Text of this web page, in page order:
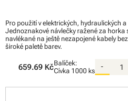
Pro použití v elektrických, hydraulických
Jednoznakové návlečky ražené za horka
navlékané na ještě nezapojené kabely
široké paletě barev.
659.69 KčBalíček:
Cívka 1000 ks
-